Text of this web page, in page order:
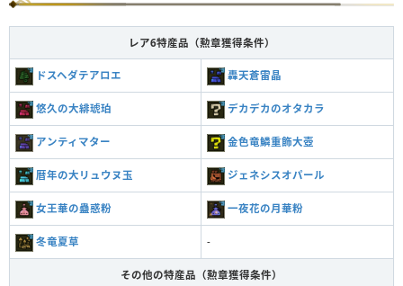
レア6特産品（勲章獲得条件）
ドスヘダテアロエ 轟天蒼雷晶
悠久の大緋琥珀 デカデカのオタカラ
アンティマター 金色竜鱗重飾大壺
暦年の大リュウヌ玉 ジェネシスオパール
女王華の蠱惑粉 一夜花の月華粉
冬竜夏草 -
その他の特産品（勲章獲得条件）